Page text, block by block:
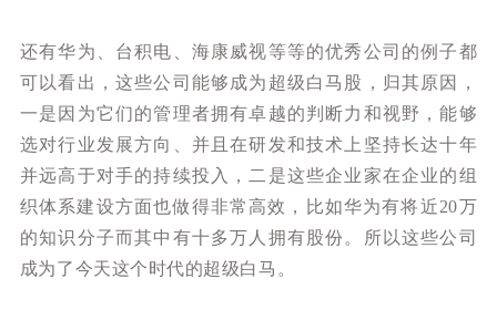
还有华为、台积电、海康威视等等的优秀公司的例子都
可以看出，这些公司能够成为超级白马股，归其原因，
一是因为它们的管理者拥有卓越的判断力和视野，能够
选对行业发展方向、并且在研发和技术上坚持长达十年
并远高于对手的持续投入，二是这些企业家在企业的组
织体系建设方面也做得非常高效，比如华为有将近20万
的知识分子而其中有十多万人拥有股份。所以这些公司
成为了今天这个时代的超级白马。